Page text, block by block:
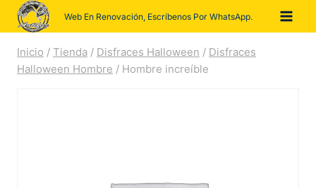
Saltar
contenido
Web En Renovación, Escríbenos Por WhatsApp.
Inicio / Tienda / Disfraces Halloween / Disfraces
Halloween Hombre / Hombre increíble